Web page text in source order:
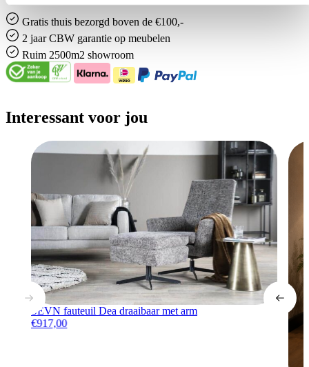
Gratis thuis bezorgd boven de €100,-
2 jaar CBW garantie op meubelen
Ruim 2500m2 showroom
Interessant voor jou
SEVN fauteuil Dea draaibaar met arm
€917,00